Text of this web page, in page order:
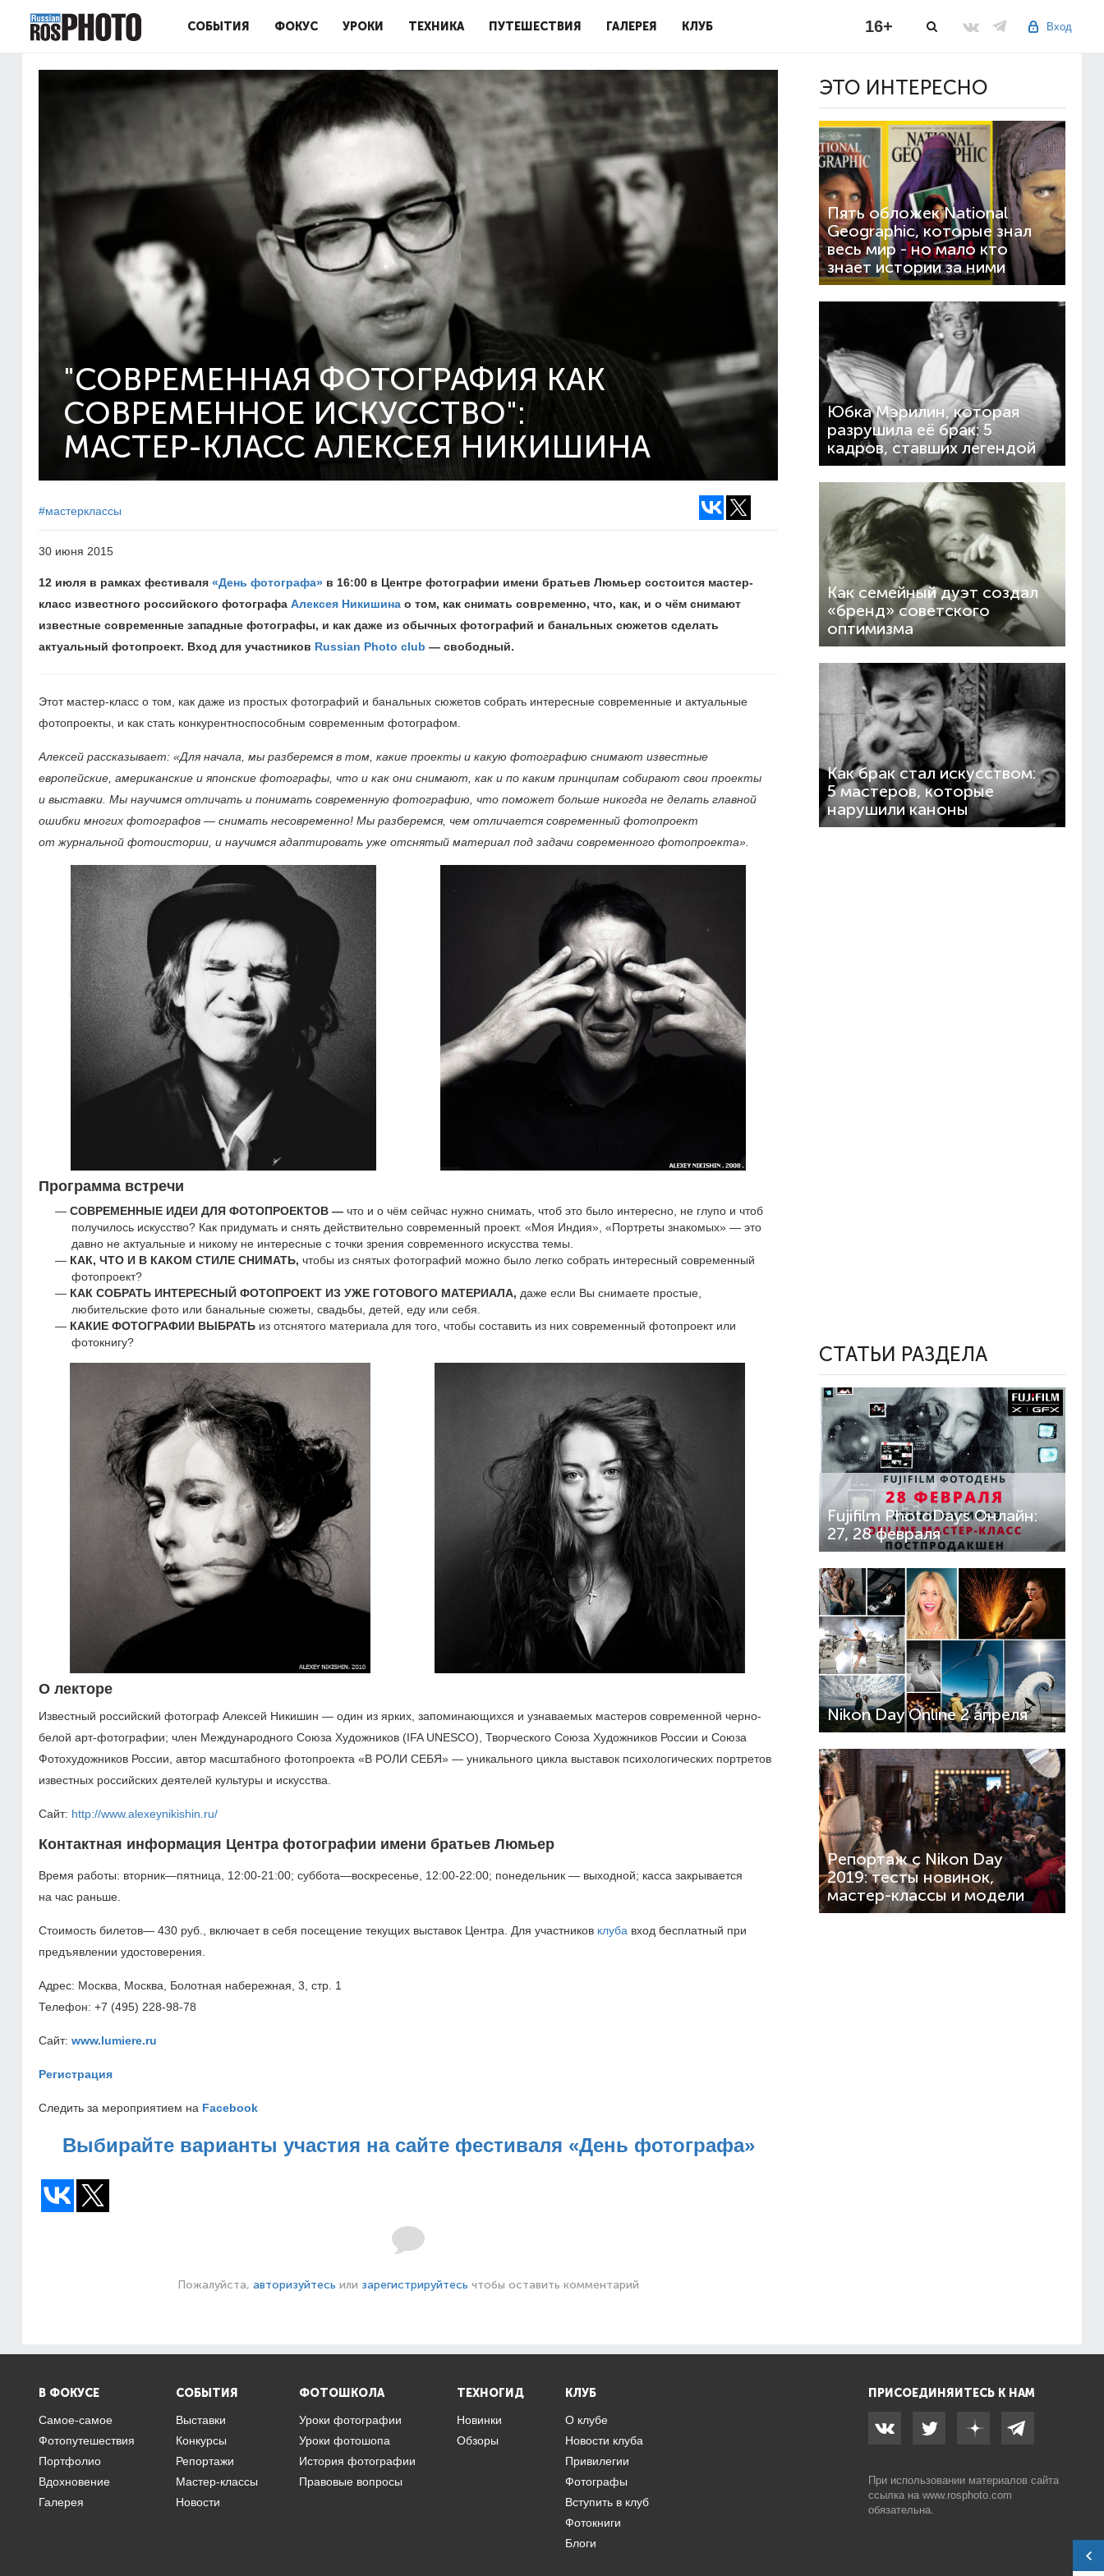
СОБЫТИЯ ФОКУС УРОКИ ТЕХНИКА ПУТЕШЕСТВИЯ ГАЛЕРЕЯ КЛУБ Вход
16+
"СОВРЕМЕННАЯ ФОТОГРАФИЯ КАК
СОВРЕМЕННОЕ ИСКУССТВО":
МАСТЕР-КЛАСС АЛЕКСЕЯ НИКИШИНА
#мастерклассы
30 июня 2015
12 июля в рамках фестиваля «День фотографа» в 16:00 в Центре фотографии имени братьев Люмьер состоится мастер-
класс известного российского фотографа Алексея Никишина о том, как снимать современно, что, как, и о чём снимают
известные современные западные фотографы, и как даже из обычных фотографий и банальных сюжетов сделать
актуальный фотопроект. Вход для участников Russian Photo club — свободный.
Этот мастер-класс о том, как даже из простых фотографий и банальных сюжетов собрать интересные современные и актуальные
фотопроекты, и как стать конкурентноспособным современным фотографом.
Алексей рассказывает: «Для начала, мы разберемся в том, какие проекты и какую фотографию снимают известные
европейские, американские и японские фотографы, что и как они снимают, как и по каким принципам собирают свои проекты
и выставки. Мы научимся отличать и понимать современную фотографию, что поможет больше никогда не делать главной
ошибки многих фотографов — снимать несовременно! Мы разберемся, чем отличается современный фотопроект
от журнальной фотоистории, и научимся адаптировать уже отснятый материал под задачи современного фотопроекта».
Программа встречи
СОВРЕМЕННЫЕ ИДЕИ ДЛЯ ФОТОПРОЕКТОВ — что и о чём сейчас нужно снимать, чтоб это было интересно, не глупо и чтоб
получилось искусство? Как придумать и снять действительно современный проект. «Моя Индия», «Портреты знакомых» — это
давно не актуальные и никому не интересные с точки зрения современного искусства темы.
КАК, ЧТО И В КАКОМ СТИЛЕ СНИМАТЬ, чтобы из снятых фотографий можно было легко собрать интересный современный
фотопроект?
КАК СОБРАТЬ ИНТЕРЕСНЫЙ ФОТОПРОЕКТ ИЗ УЖЕ ГОТОВОГО МАТЕРИАЛА, даже если Вы снимаете простые,
любительские фото или банальные сюжеты, свадьбы, детей, еду или себя.
КАКИЕ ФОТОГРАФИИ ВЫБРАТЬ из отснятого материала для того, чтобы составить из них современный фотопроект или
фотокнигу?
О лекторе
Известный российский фотограф Алексей Никишин — один из ярких, запоминающихся и узнаваемых мастеров современной черно-
белой арт-фотографии; член Международного Союза Художников (IFA UNESCO), Творческого Союза Художников России и Союза
Фотохудожников России, автор масштабного фотопроекта «В РОЛИ СЕБЯ» — уникального цикла выставок психологических портретов
известных российских деятелей культуры и искусства.
Сайт: http://www.alexeynikishin.ru/
Контактная информация Центра фотографии имени братьев Люмьер
Время работы: вторник—пятница, 12:00-21:00; суббота—воскресенье, 12:00-22:00; понедельник — выходной; касса закрывается
на час раньше.
Стоимость билетов— 430 руб., включает в себя посещение текущих выставок Центра. Для участников клуба вход бесплатный при
предъявлении удостоверения.
Адрес: Москва, Москва, Болотная набережная, 3, стр. 1
Телефон: +7 (495) 228-98-78
Сайт: www.lumiere.ru
Регистрация
Следить за мероприятием на Facebook
Выбирайте варианты участия на сайте фестиваля «День фотографа»
Пожалуйста, авторизуйтесь или зарегистрируйтесь чтобы оставить комментарий
ЭТО ИНТЕРЕСНО
Пять обложек National
Geographic, которые знал
весь мир - но мало кто
знает истории за ними
Юбка Мэрилин, которая
разрушила её брак: 5
кадров, ставших легендой
Как семейный дуэт создал
«бренд» советского
оптимизма
Как брак стал искусством:
5 мастеров, которые
нарушили каноны
СТАТЬИ РАЗДЕЛА
Fujifilm PhotoDays Онлайн:
27, 28 февраля
Nikon Day Online 2 апреля
Репортаж с Nikon Day
2019: тесты новинок,
мастер-классы и модели
В ФОКУСЕ
Самое-самое
Фотопутешествия
Портфолио
Вдохновение
Галерея
СОБЫТИЯ
Выставки
Конкурсы
Репортажи
Мастер-классы
Новости
ФОТОШКОЛА
Уроки фотографии
Уроки фотошопа
История фотографии
Правовые вопросы
ТЕХНОГИД
Новинки
Обзоры
КЛУБ
О клубе
Новости клуба
Привилегии
Фотографы
Вступить в клуб
Фотокниги
Блоги
ПРИСОЕДИНЯЙТЕСЬ К НАМ
При использовании материалов сайта
ссылка на www.rosphoto.com
обязательна.